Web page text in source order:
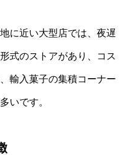
に近い大型店では、夜遅
式のストアがあり、コス
輸入菓子の集積コーナー
いです。